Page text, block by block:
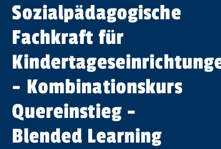
Sozial­päda­gogische
Fachkraft für
- Kombinationskurs
Quereinstieg -
Blended Learning